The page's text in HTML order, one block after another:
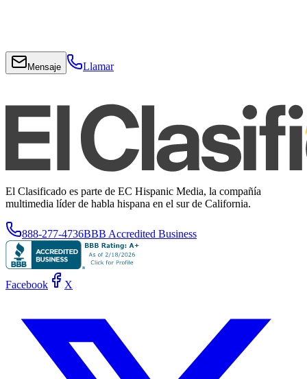
Mensaje Llamar
El Clasificado es parte de EC Hispanic Media, la compañía
multimedia líder de habla hispana en el sur de California.
888-277-4736BBB Accredited Business
Facebook X